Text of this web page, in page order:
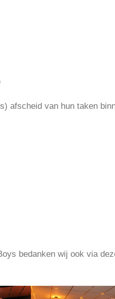
afscheid van hun taken
bedanken wij ook via